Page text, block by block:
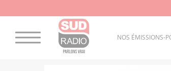
NOS ÉMISSIONS-